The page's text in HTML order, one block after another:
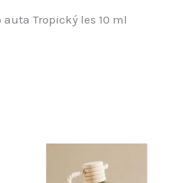
auta Tropický les 10 ml